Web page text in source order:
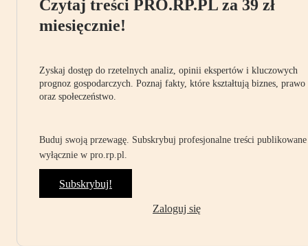
Czytaj treści PRO.RP.PL za 39 zł
miesięcznie!
Zyskaj dostęp do rzetelnych analiz, opinii ekspertów i kluczowych
prognoz gospodarczych. Poznaj fakty, które kształtują biznes, prawo
oraz społeczeństwo.
Buduj swoją przewagę. Subskrybuj profesjonalne treści publikowane
wyłącznie w pro.rp.pl.
Subskrybuj!
Zaloguj się